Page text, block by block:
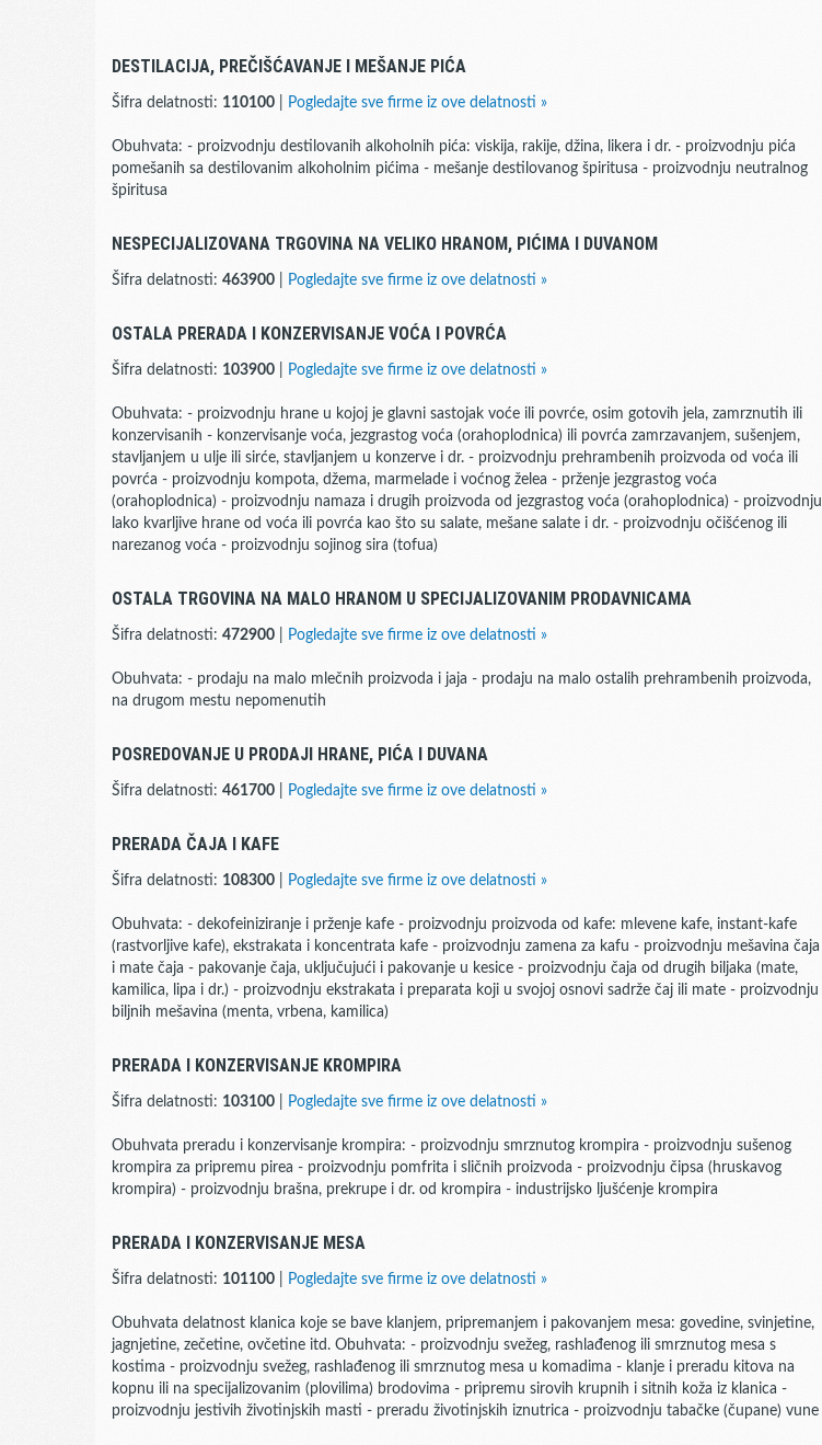
DESTILACIJA, PREČIŠĆAVANJE I MEŠANJE PIĆA
Šifra delatnosti: 110100 Pogledajte sve firme iz ove delatnosti »
Obuhvata: - proizvodnju destilovanih alkoholnih pića: viskija, rakije, džina, likera i dr. - proizvodnju pića
pomešanih sa destilovanim alkoholnim pićima - mešanje destilovanog špiritusa - proizvodnju neutralnog
špiritusa
NESPECIJALIZOVANA TRGOVINA NA VELIKO HRANOM, PIĆIMA I DUVANOM
Šifra delatnosti: 463900 Pogledajte sve firme iz ove delatnosti »
OSTALA PRERADA I KONZERVISANJE VOĆA I POVRĆA
Šifra delatnosti: 103900 Pogledajte sve firme iz ove delatnosti »
Obuhvata: - proizvodnju hrane u kojoj je glavni sastojak voće ili povrće, osim gotovih jela, zamrznutih ili
konzervisanih - konzervisanje voća, jezgrastog voća (orahoplodnica) ili povrća zamrzavanjem, sušenjem,
stavljanjem u ulje ili sirće, stavljanjem u konzerve i dr. - proizvodnju prehrambenih proizvoda od voća ili
povrća - proizvodnju kompota, džema, marmelade i voćnog želea - prženje jezgrastog voća
(orahoplodnica) - proizvodnju namaza i drugih proizvoda od jezgrastog voća (orahoplodnica) - proizvodnju
lako kvarljive hrane od voća ili povrća kao što su salate, mešane salate i dr. - proizvodnju očišćenog ili
narezanog voća - proizvodnju sojinog sira (tofua)
OSTALA TRGOVINA NA MALO HRANOM U SPECIJALIZOVANIM PRODAVNICAMA
Šifra delatnosti: 472900 Pogledajte sve firme iz ove delatnosti »
Obuhvata: - prodaju na malo mlečnih proizvoda i jaja - prodaju na malo ostalih prehrambenih proizvoda,
na drugom mestu nepomenutih
POSREDOVANJE U PRODAJI HRANE, PIĆA I DUVANA
Šifra delatnosti: 461700 Pogledajte sve firme iz ove delatnosti »
PRERADA ČAJA I KAFE
Šifra delatnosti: 108300 Pogledajte sve firme iz ove delatnosti »
Obuhvata: - dekofeiniziranje i prženje kafe - proizvodnju proizvoda od kafe: mlevene kafe, instant-kafe
(rastvorljive kafe), ekstrakata i koncentrata kafe - proizvodnju zamena za kafu - proizvodnju mešavina čaja
i mate čaja - pakovanje čaja, uključujući i pakovanje u kesice - proizvodnju čaja od drugih biljaka (mate,
kamilica, lipa i dr.) - proizvodnju ekstrakata i preparata koji u svojoj osnovi sadrže čaj ili mate - proizvodnju
biljnih mešavina (menta, vrbena, kamilica)
PRERADA I KONZERVISANJE KROMPIRA
Šifra delatnosti: 103100 Pogledajte sve firme iz ove delatnosti »
Obuhvata preradu i konzervisanje krompira: - proizvodnju smrznutog krompira - proizvodnju sušenog
krompira za pripremu pirea - proizvodnju pomfrita i sličnih proizvoda - proizvodnju čipsa (hruskavog
krompira) - proizvodnju brašna, prekrupe i dr. od krompira - industrijsko ljušćenje krompira
PRERADA I KONZERVISANJE MESA
Šifra delatnosti: 101100 Pogledajte sve firme iz ove delatnosti »
Obuhvata delatnost klanica koje se bave klanjem, pripremanjem i pakovanjem mesa: govedine, svinjetine,
jagnjetine, zečetine, ovčetine itd. Obuhvata: - proizvodnju svežeg, rashlađenog ili smrznutog mesa s
kostima - proizvodnju svežeg, rashlađenog ili smrznutog mesa u komadima - klanje i preradu kitova na
kopnu ili na specijalizovanim (plovilima) brodovima - pripremu sirovih krupnih i sitnih koža iz klanica -
proizvodnju jestivih životinjskih masti - preradu životinjskih iznutrica - proizvodnju tabačke (čupane) vune